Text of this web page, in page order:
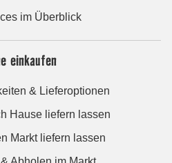
im Überblick
einkaufen
& Lieferoptionen
Hause liefern lassen
Markt liefern lassen